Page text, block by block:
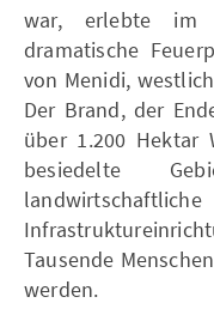
war, erlebte im
dramatische
von Menidi,
Der Brand, der
über 1.200 Hektar
besiedelte
Tausende
werden.